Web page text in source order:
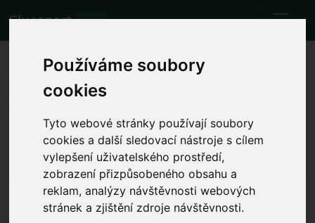
Používáme soubory
cookies
Tyto webové stránky používají soubory
cookies a další sledovací nástroje s cílem
vylepšení uživatelského prostředí,
zobrazení přizpůsobeného obsahu a
reklam, analýzy návštěvnosti webových
stránek a zjištění zdroje návštěvnosti.
Cluesport BETA
Les meilleurs billets d'avion et
tickets pour le match de
football Sporting CP vs Casa
Matchs 28.1.2024 Sporting CP - Casa Pia
Afficher l'heure locale du match
dim. 28.1.2024 l'heure sera déterminée